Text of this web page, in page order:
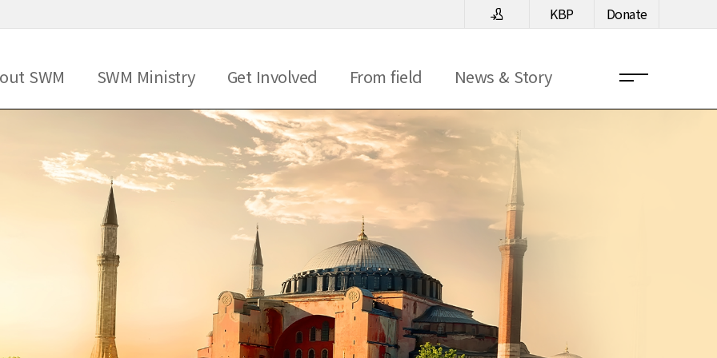
KBP Donate
SWM SWM Ministry Get Involved From field News & Story